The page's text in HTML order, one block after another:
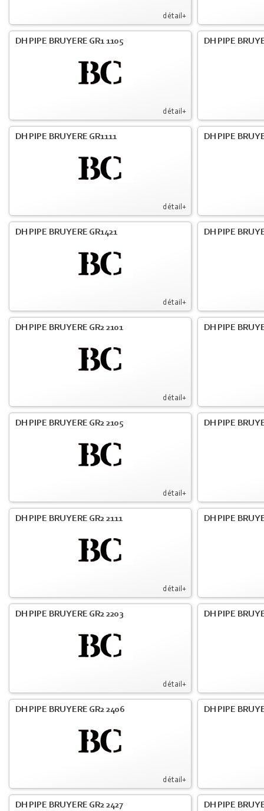
détail+
détail+
DH PIPE BRUYERE GR1 1105 DH PIPE
détail+
DH PIPE BRUYERE GR1111 DH PIPE
détail+
DH PIPE BRUYERE GR1421 DH PIPE
détail+
DH PIPE BRUYERE GR2 2101 DH PIPE
détail+
DH PIPE BRUYERE GR2 2105 DH PIPE
détail+
DH PIPE BRUYERE GR2 2111 DH PIPE
détail+
DH PIPE BRUYERE GR2 2203 DH PIPE
détail+
DH PIPE BRUYERE GR2 2406 DH PIPE
DH PIPE BRUYERE GR2 2427 DH PIPE